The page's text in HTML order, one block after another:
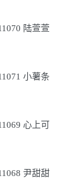
陆萱萱
小薯条
心上可
尹甜甜